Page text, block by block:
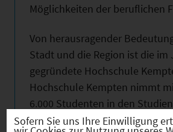
Möglichkeiten der beruflichen
Von herausragender
Stadt und die Region ist die im
gegründete Hochschule
Hochschule Kempten nimmt
6.000 Studenten in den
Betriebswirtschaft, Elektro-
Sofern Sie uns Ihre Einwilligung